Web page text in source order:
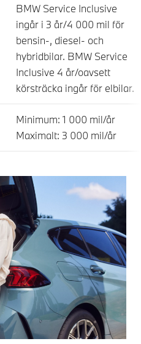
BMW Service Inclusive
ingår i 3 år/4 000 mil för
bensin-, diesel- och
hybridbilar. BMW Service
Inclusive 4 år/oavsett
körsträcka ingår för elbilar.
Minimum: 1 000 mil/år
Maximalt: 3 000 mil/år